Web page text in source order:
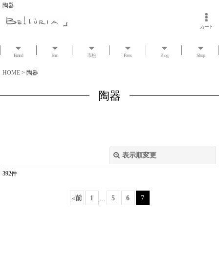
陶器
カート
Brand Item 市松 Press Blog Shop
HOME > 陶器
陶器
表示順変更
392件
«前 1 5 6 7